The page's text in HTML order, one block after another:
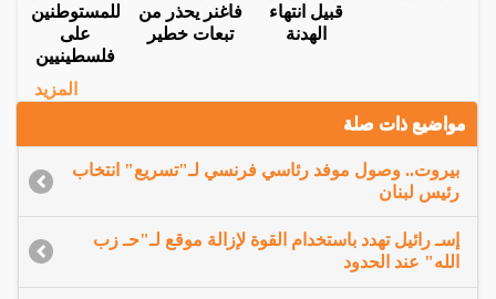
قبيل انتهاء
الهدنة
فاغنر يحذر من
تبعات خطير
للمستوطنين
على
فلسطينيين
المزيد
مواضيع ذات صلة
بيروت.. وصول موفد رئاسي فرنسي لـ"تسريع" انتخاب
رئيس لبنان
إسـ رائيل تهدد باستخدام القوة لإزالة موقع لـ"حـ زب
الله" عند الحدود